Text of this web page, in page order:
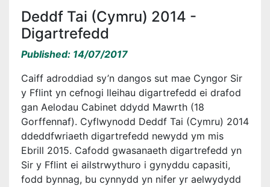
Deddf Tai (Cymru) 2014 -
Digartrefedd
Published: 14/07/2017
Caiff adroddiad sy’n dangos sut mae Cyngor Sir
y Fflint yn cefnogi lleihau digartrefedd ei drafod
gan Aelodau Cabinet ddydd Mawrth (18
Gorffennaf). Cyflwynodd Deddf Tai (Cymru) 2014
ddeddfwriaeth digartrefedd newydd ym mis
Ebrill 2015. Cafodd gwasanaeth digartrefedd yn
Sir y Fflint ei ailstrwythuro i gynyddu capasiti,
fodd bynnag, bu cynnydd yn nifer yr aelwydydd